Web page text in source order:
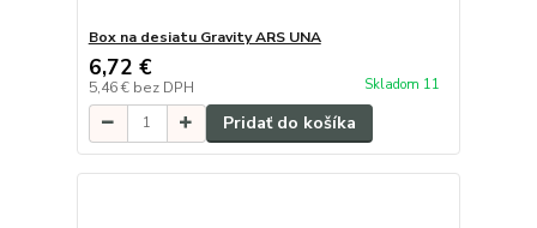
Box na desiatu Gravity ARS UNA
6,72 €
5,46 € bez DPH Skladom 11
Pridať do košíka